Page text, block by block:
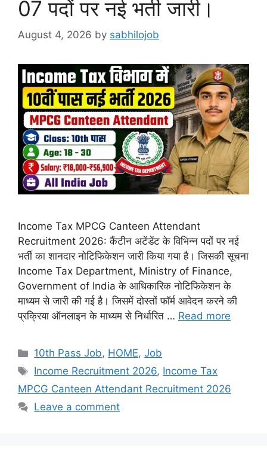
07 पदों पर नई भर्ती जारी।
August 4, 2026 by sabhilojob
Income Tax MPCG Canteen Attendant
Recruitment 2026: कैंटीन अटेंडेंट के विभिन्न पदों पर नई
भर्ती का शानदार नोटिफिकेशन जारी किया गया है। जिसकी सूचना
Income Tax Department, Ministry of Finance,
Government of India के आधिकारिक नोटिफिकेशन के
माध्यम से जारी की गई है। जिसमें दोस्तों फॉर्म आवेदन करने की
प्रक्रिया ऑनलाइन के माध्यम से निर्धारित … Read more
Categories
10th Pass Job, HOME,Job
Tags
Income Recruitment 2026, Income Tax
MPCG Canteen Attendant Recruitment 2026
Leave a comment